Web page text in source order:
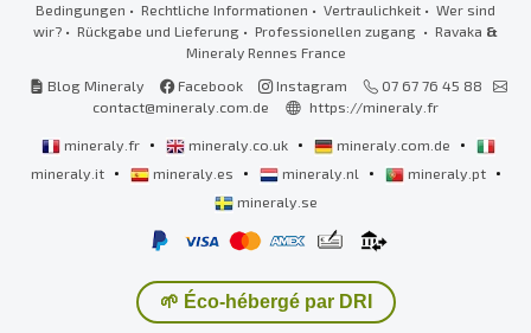
Bedingungen • Rechtliche Informationen • Vertraulichkeit • Wer sind
wir? • Rückgabe und Lieferung • Professionellen zugang • Ravaka &
Mineraly Rennes France
Blog Mineraly
Facebook Instagram
07 67 76 45 88
contact@mineraly.com.de
https://mineraly.fr
mineraly.fr • mineraly.co.uk • mineraly.com.de •
mineraly.it • mineraly.es • mineraly.nl • mineraly.pt •
mineraly.se
🌱 Éco-hébergé par DRI